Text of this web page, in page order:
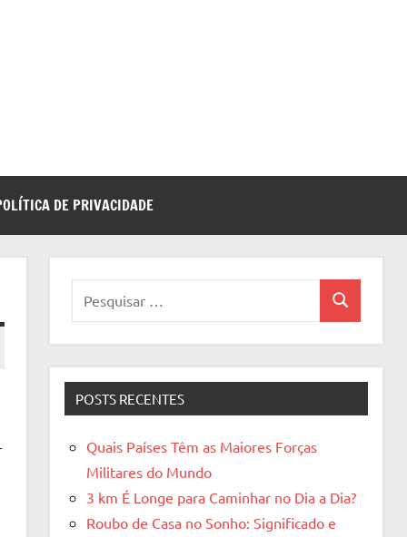
DE PRIVACIDADE
Pesquisa
POSTS RECENTES
Quais Países Têm as Maiores Forças
Militares do Mundo
3 km É Longe para Caminhar no Dia a Dia?
Roubo de Casa no Sonho: Significado e